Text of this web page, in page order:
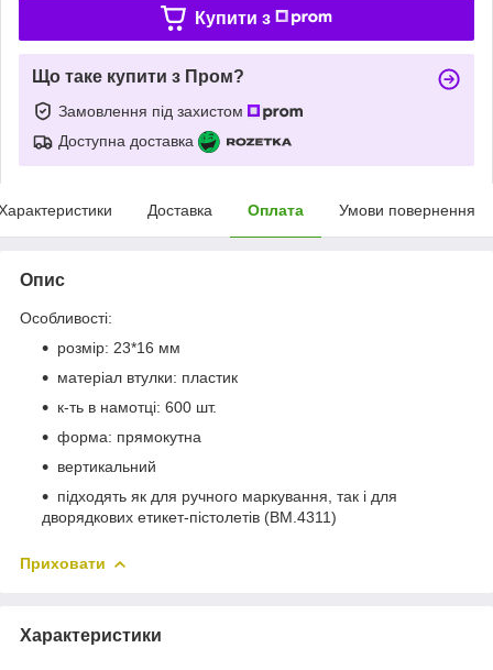
Купити з
Що таке купити з Пром?
Замовлення під захистом
Доступна доставка
Доставка Оплата Умови повернення
Опис
Особливості:
розмір: 23*16 мм
матеріал втулки: пластик
к-ть в намотці: 600 шт.
форма: прямокутна
вертикальний
підходять як для ручного маркування, так і для
дворядкових етикет-пістолетів (BM.4311)
Приховати
Характеристики